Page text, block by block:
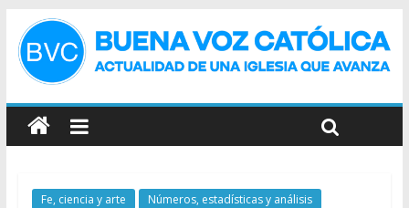
Fe, ciencia y arte Números, estadísticas y análisis